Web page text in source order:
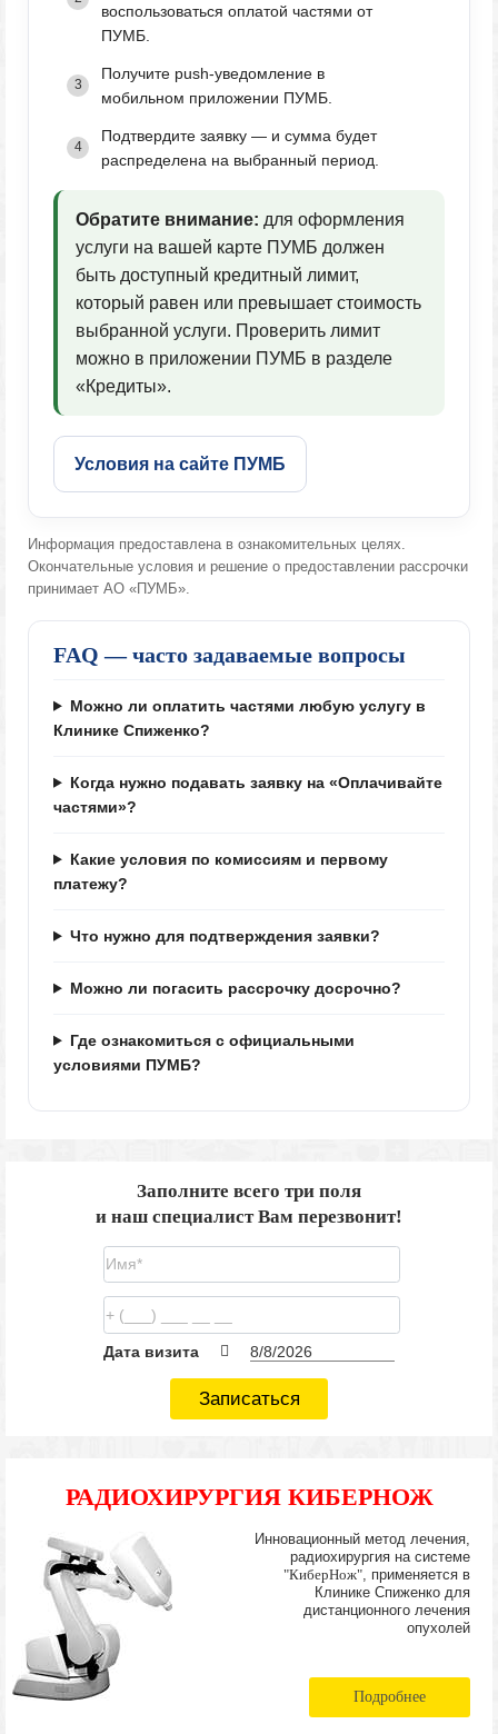
воспользоваться оплатой частями от
ПУМБ.
Получите push-уведомление в
мобильном приложении ПУМБ.
Подтвердите заявку — и сумма будет
распределена на выбранный период.
Обратите внимание: для оформления
услуги на вашей карте ПУМБ должен
быть доступный кредитный лимит,
который равен или превышает стоимость
выбранной услуги. Проверить лимит
можно в приложении ПУМБ в разделе
«Кредиты».
Условия на сайте ПУМБ
Информация предоставлена в ознакомительных целях.
Окончательные условия и решение о предоставлении рассрочки
принимает АО «ПУМБ».
FAQ — часто задаваемые вопросы
Можно ли оплатить частями любую услугу в
Клинике Спиженко?
Когда нужно подавать заявку на «Оплачивайте
частями»?
Какие условия по комиссиям и первому
платежу?
Что нужно для подтверждения заявки?
Можно ли погасить рассрочку досрочно?
Где ознакомиться с официальными
условиями ПУМБ?
Заполните всего три поля
и наш специалист Вам перезвонит!
Дата визита
Записаться
РАДИОХИРУРГИЯ КИБЕРНОЖ
Инновационный метод лечения,
радиохирургия на системе
"КиберНож", применяется в
Клинике Спиженко для
дистанционного лечения
опухолей
Подробнее